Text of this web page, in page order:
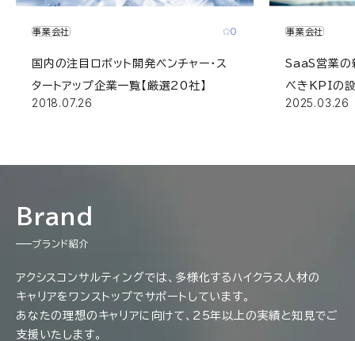
事業会社 0
国内の注目ロボット開発ベンチャー・ス
タートアップ企業一覧【厳選20社】
2018.07.26
事業会社
SaaS営業の
べきKPIの
2025.03.26
Brand
ブランド紹介
アクシスコンサルティングでは、多様化するハイクラス人材の
キャリアをワンストップでサポートしています。
あなたの理想のキャリアに向けて、25年以上の実績と知見でご
支援いたします。